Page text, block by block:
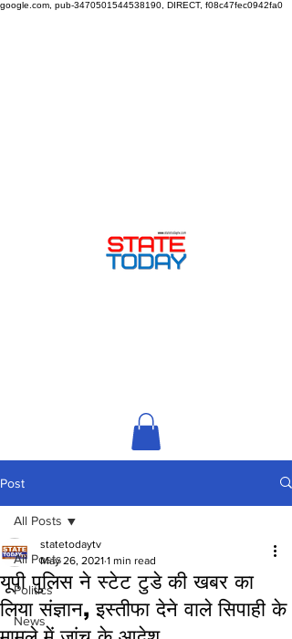
google.com, pub-3470501544538190, DIRECT, f08c47fec0942fa0
Post
All Posts
Politics
News
All Posts
यूपी पुलिस ने स्टेट टुडे की खबर का
लिया संज्ञान, इस्तीफा देने वाले सिपाही के
statetodaytv
May 26, 2021 1 min read